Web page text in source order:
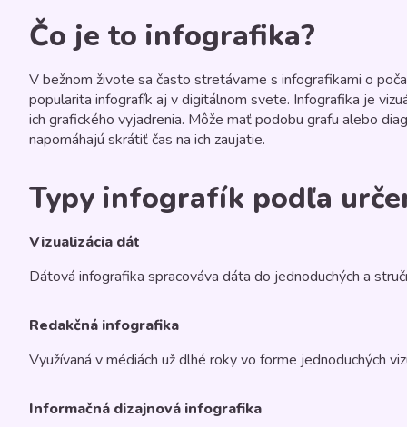
Čo je to infografika?
V bežnom živote sa často stretávame s infografikami o
popularita infografík aj v digitálnom svete. Infografika je
ich grafického vyjadrenia. Môže mať podobu grafu alebo
napomáhajú skrátiť čas na ich zaujatie.
Typy infografík podľa
Vizualizácia dát
Dátová infografika spracováva dáta do jednoduchých a
Redakčná infografika
Využívaná v médiách už dlhé roky vo forme jednoduchých
Informačná dizajnová infografika